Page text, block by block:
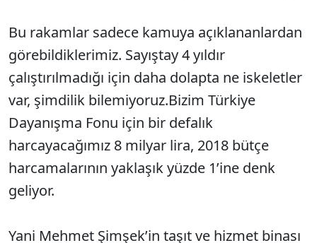
Bu rakamlar sadece kamuya açıklananlardan
görebildiklerimiz. Sayıştay 4 yıldır
çalıştırılmadığı için daha dolapta ne iskeletler
var, şimdilik bilemiyoruz.Bizim Türkiye
Dayanışma Fonu için bir defalık
harcayacağımız 8 milyar lira, 2018 bütçe
harcamalarının yaklaşık yüzde 1’ine denk
geliyor.
Yani Mehmet Şimşek’in taşıt ve hizmet binası